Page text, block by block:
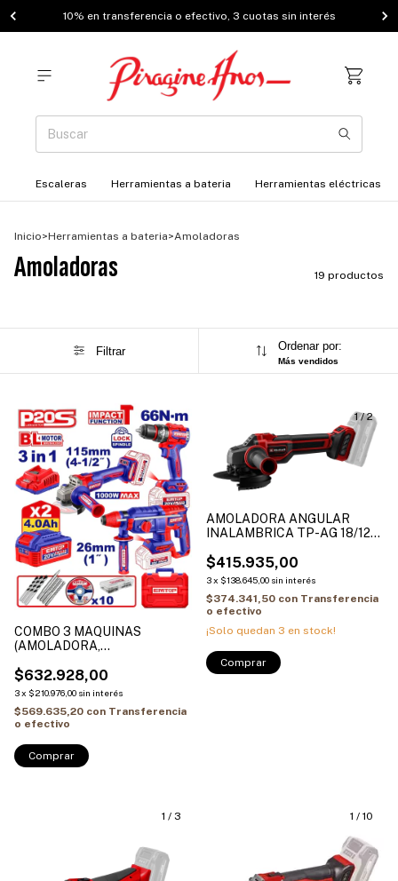
10% en transferencia o efectivo, 3 cuotas sin interés
Escaleras Herramientas a bateria Herramientas eléctricas
Inicio>Herramientas a bateria>Amoladoras
Amoladoras 19 productos
Filtrar Ordenar por:
Más vendidos
COMBO 3 MAQUINAS
(AMOLADORA,
20V 2 BAT Y CARGADOR
$632.928,00
3x $210.976,00 sin interés
$569.635,20 con Transferencia
o efectivo
1/2
AMOLADORA ANGULAR
INALAMBRICA TP-AG 18/125
$415.935,00
3x $138.645,00 sin interés
$374.341,50 con Transferencia
o efectivo
¡Solo quedan 3 en stock!
1 / 3 1 / 10